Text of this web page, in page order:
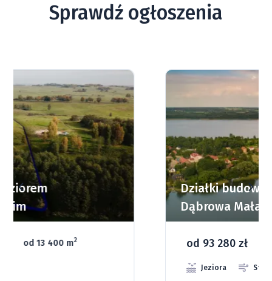
Sprawdź ogłoszenia
Działki budowlane nad Jeziorem
Dąbrowa Mała
od 93 280 zł 66 grunt
Media